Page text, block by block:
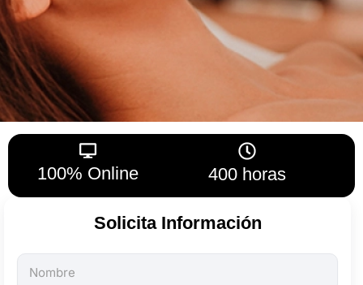
100% Online 400 horas
Solicita Información
Todos
los